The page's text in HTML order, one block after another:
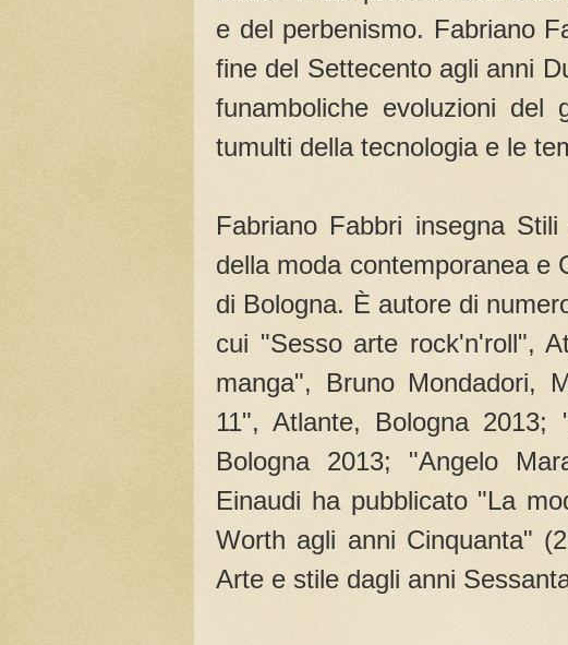
e del perbenismo. Fabriano
fine del Settecento agli anni
funamboliche evoluzioni
tumulti della tecnologia e le
Fabriano Fabbri insegna
della moda contemporanea e
di Bologna. È autore di
cui "Sesso arte rock'n'roll",
manga", Bruno Mondadori,
11", Atlante, Bologna 2013;
Bologna 2013; "Angelo
Einaudi ha pubblicato "La
Worth agli anni Cinquanta"
Arte e stile dagli anni